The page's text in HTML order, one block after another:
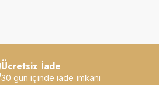
Ücretsiz İade
30 gün içinde iade imkanı